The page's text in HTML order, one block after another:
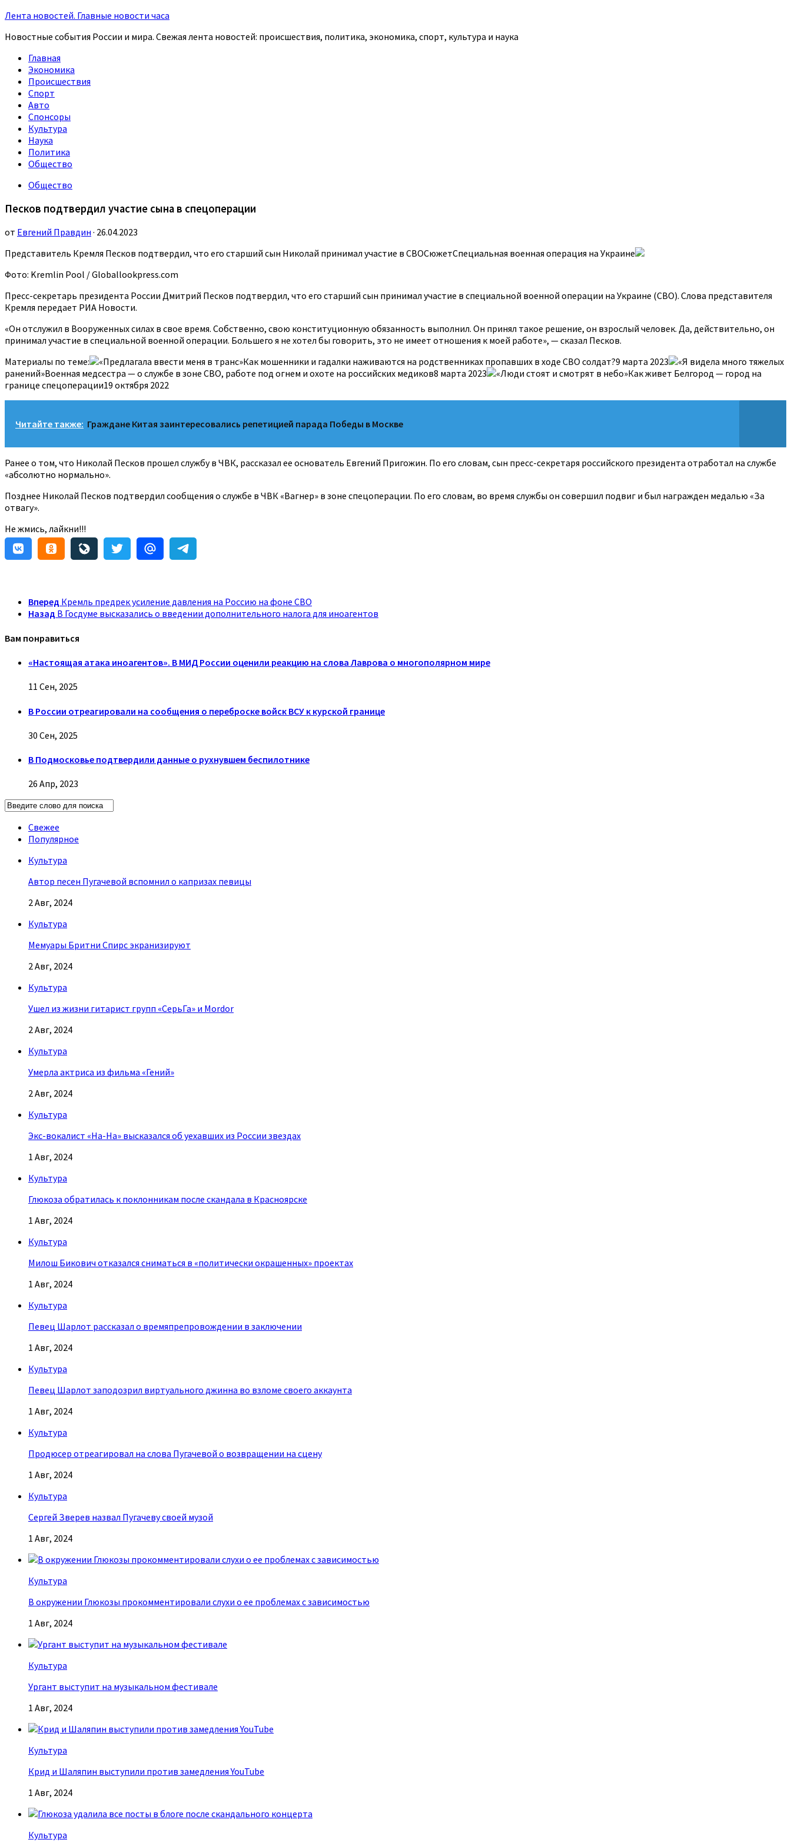
Лента новостей. Главные новости часа
Новостные события России и мира. Свежая лента новостей: происшествия, политика, экономика, спорт, культура и наука
Главная
Экономика
Происшествия
Спорт
Авто
Спонсоры
Культура
Наука
Политика
Общество
Общество
Песков подтвердил участие сына в спецоперации
от Евгений Правдин · 26.04.2023
Представитель Кремля Песков подтвердил, что его старший сын Николай принимал участие в СВОСюжетСпециальная военная операция на Украине
Фото: Kremlin Pool / Globallookpress.com
Пресс-секретарь президента России Дмитрий Песков подтвердил, что его старший сын принимал участие в специальной военной операции на Украине (СВО). Слова представителя
Кремля передает РИА Новости.
«Он отслужил в Вооруженных силах в свое время. Собственно, свою конституционную обязанность выполнил. Он принял такое решение, он взрослый человек. Да, действительно, он
принимал участие в специальной военной операции. Большего я не хотел бы говорить, это не имеет отношения к моей работе», — сказал Песков.
Материалы по теме:
«Предлагала ввести меня в транс»Как мошенники и гадалки наживаются на родственниках пропавших в ходе СВО солдат?9 марта 2023
«Я видела много тяжелых
ранений»Военная медсестра — о службе в зоне СВО, работе под огнем и охоте на российских медиков8 марта 2023
«Люди стоят и смотрят в небо»Как живет Белгород — город на
границе спецоперации19 октября 2022
Читайте также: Граждане Китая заинтересовались репетицией парада Победы в Москве
Ранее о том, что Николай Песков прошел службу в ЧВК, рассказал ее основатель Евгений Пригожин. По его словам, сын пресс-секретаря российского президента отработал на службе
«абсолютно нормально».
Позднее Николай Песков подтвердил сообщения о службе в ЧВК «Вагнер» в зоне спецоперации. По его словам, во время службы он совершил подвиг и был награжден медалью «За
отвагу».
Не жмись, лайкни!!!
Вперед Кремль предрек усиление давления на Россию на фоне СВО
Назад В Госдуме высказались о введении дополнительного налога для иноагентов
Вам понравиться
«Настоящая атака иноагентов». В МИД России оценили реакцию на слова Лаврова о многополярном мире
11 Сен, 2025
В России отреагировали на сообщения о переброске войск ВСУ к курской границе
30 Сен, 2025
В Подмосковье подтвердили данные о рухнувшем беспилотнике
26 Апр, 2023
Свежее
Популярное
Культура
Автор песен Пугачевой вспомнил о капризах певицы
2 Авг, 2024
Культура
Мемуары Бритни Спирс экранизируют
2 Авг, 2024
Культура
Ушел из жизни гитарист групп «СерьГа» и Mordor
2 Авг, 2024
Культура
Умерла актриса из фильма «Гений»
2 Авг, 2024
Культура
Экс-вокалист «На-На» высказался об уехавших из России звездах
1 Авг, 2024
Культура
Глюкоза обратилась к поклонникам после скандала в Красноярске
1 Авг, 2024
Культура
Милош Бикович отказался сниматься в «политически окрашенных» проектах
1 Авг, 2024
Культура
Певец Шарлот рассказал о времяпрепровождении в заключении
1 Авг, 2024
Культура
Певец Шарлот заподозрил виртуального джинна во взломе своего аккаунта
1 Авг, 2024
Культура
Продюсер отреагировал на слова Пугачевой о возвращении на сцену
1 Авг, 2024
Культура
Сергей Зверев назвал Пугачеву своей музой
1 Авг, 2024
Культура
В окружении Глюкозы прокомментировали слухи о ее проблемах с зависимостью
1 Авг, 2024
Культура
Ургант выступит на музыкальном фестивале
1 Авг, 2024
Культура
Крид и Шаляпин выступили против замедления YouTube
1 Авг, 2024
Культура